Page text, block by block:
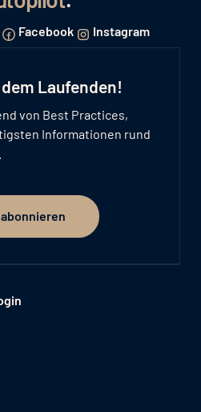
Facebook Instagram
Laufenden!
von Best Practices,
Informationen rund